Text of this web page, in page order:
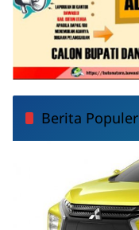
Berita Populer